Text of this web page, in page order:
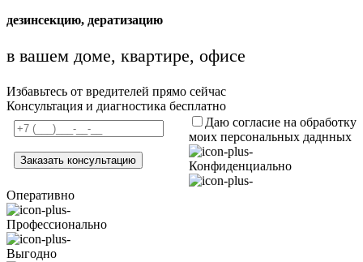
дезинсекцию, дератизацию
в вашем доме, квартире, офисе
Избавьтесь от вредителей прямо сейчас
Консультация и диагностика бесплатно
Даю согласие на обработку
моих персональных даднных
Конфиденциально
Оперативно
Профессионально
Выгодно